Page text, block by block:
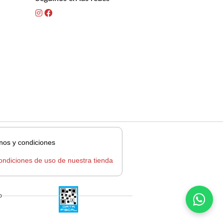
y condiciones
de uso de nuestra tienda